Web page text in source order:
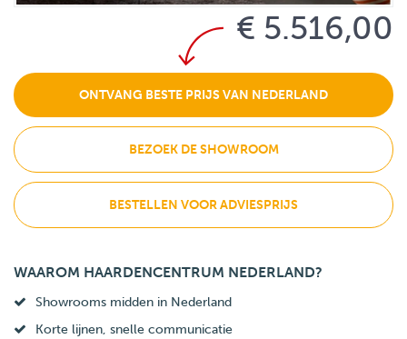
€ 5.516,00
ONTVANG BESTE PRIJS VAN NEDERLAND
BEZOEK DE SHOWROOM
BESTELLEN VOOR ADVIESPRIJS
WAAROM HAARDENCENTRUM NEDERLAND?
Showrooms midden in Nederland
Korte lijnen, snelle communicatie